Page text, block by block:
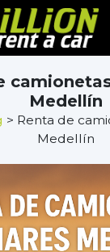
Medellín
> Renta de
Medellín